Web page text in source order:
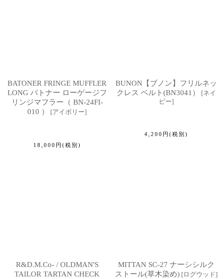
BATONER FRINGE MUFFLER
LONG バトナー ローゲージフ
リンジマフラー（ BN-24FI-
010 ）
[アイボリー]
18,000 円 (税別)
BUNON【ブノン】フリルネッ
クレス ベルト(BN3041）
[ネイ
ビー]
4,200 円 (税別)
R&D.M.Co- / OLDMAN'S
TAILOR TARTAN CHECK
MITTAN SC-27 ナーシシルク
ストール(草木染め) [ログウッド]